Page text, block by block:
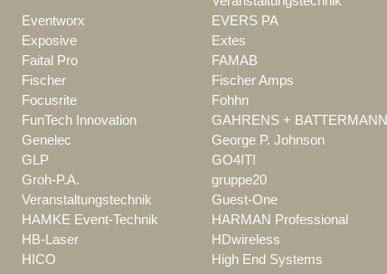
Eventworx EVERS PA
Exposive Extes
Faital Pro FAMAB
Fischer Fischer Amps
Focusrite Fohhn
FunTech Innovation GAHRENS + BATTERMANN
Genelec George P. Johnson
GLP GO4IT!
Groh-P.A.
Veranstaltungstechnik
gruppe20
Guest-One
HAMKE Event-Technik HARMAN Professional
HB-Laser HDwireless
HICO High End Systems